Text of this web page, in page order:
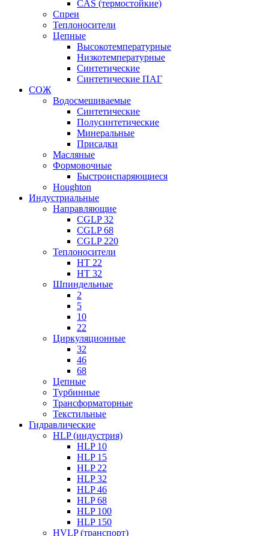
CAS (термостойкие)
Спреи
Теплоносители
Цепные
Высокотемпературные
Низкотемпературные
Синтетические
Синтетические ПАГ
СОЖ
Водосмешиваемые
Синтетические
Полусинтетические
Минеральные
Присадки
Масляные
Формовочные
Быстроиспаряющиеся
Houghton
Индустриальные
Направляющие
CGLP 32
CGLP 68
CGLP 220
Теплоносители
HT 22
HT 32
Шпиндельные
2
5
10
22
Циркуляционные
32
46
68
Цепные
Турбинные
Трансформаторные
Текстильные
Гидравлические
HLP (индустрия)
HLP 10
HLP 15
HLP 22
HLP 32
HLP 46
HLP 68
HLP 100
HLP 150
HVLP (транспорт)